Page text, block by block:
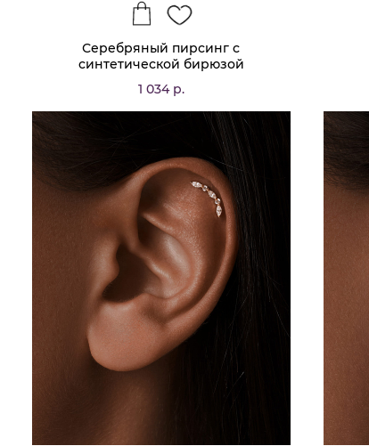
Серебряный пирсинг с
синтетической бирюзой
1 034 р.